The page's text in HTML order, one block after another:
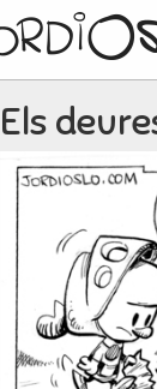
Els